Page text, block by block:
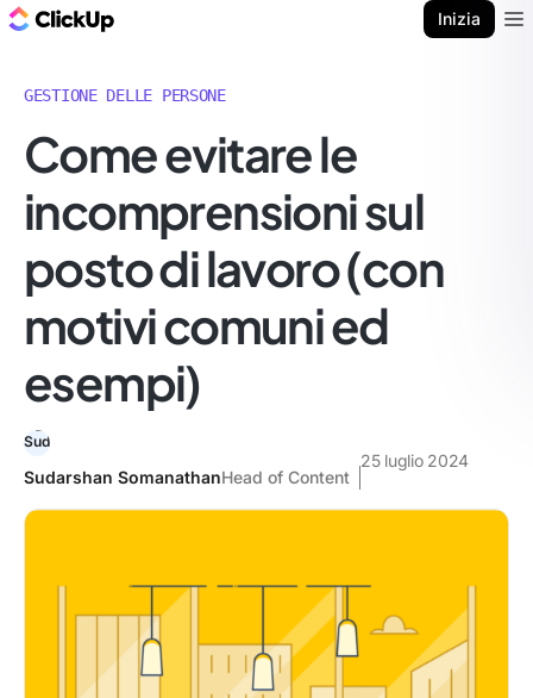
Inizia
GESTIONE DELLE PERSONE
Come evitare le
incomprensioni sul
posto di lavoro (con
motivi comuni ed
esempi)
Sudarshan SomanathanHead of Content
25 luglio 2024